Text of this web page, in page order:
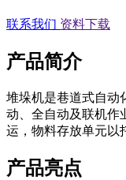
联系我们 资料下载
产品简介
堆垛机是巷道式自动
动、全自动及联机作
运，物料存放单元以
产品亮点